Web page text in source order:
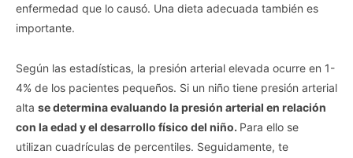
enfermedad que lo causó. Una dieta adecuada también es
importante.
Según las estadísticas, la presión arterial elevada ocurre en 1-
4% de los pacientes pequeños. Si un niño tiene presión arterial
alta se determina evaluando la presión arterial en relación
con la edad y el desarrollo físico del niño. Para ello se
utilizan cuadrículas de percentiles. Seguidamente, te